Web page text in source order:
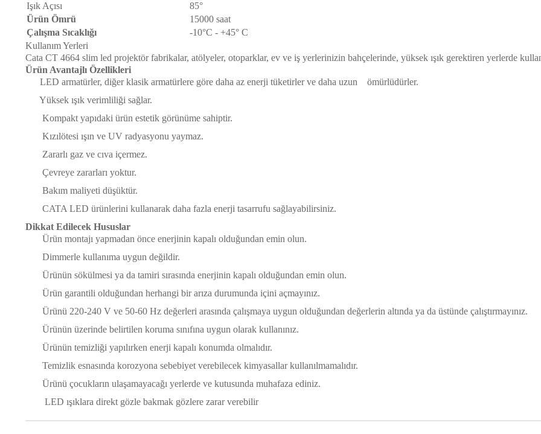
Işık Açısı
85°
Ürün Ömrü
15000 saat
Çalışma Sıcaklığı
-10°C - +45° C
Kullanım Yerleri
Cata CT 4664 slim led projektör fabrikalar, atölyeler, otoparklar, ev ve iş yerlerinizin bahçelerinde, yüksek ışık gerektiren yerlerde
Ürün Avantajlı Özellikleri
LED armatürler, diğer klasik armatürlere göre daha az enerji tüketirler ve daha uzun ömürlüdürler.
Yüksek ışık verimliliği sağlar.
Kompakt yapıdaki ürün estetik görünüme sahiptir.
Kızılötesi ışın ve UV radyasyonu yaymaz.
Zararlı gaz ve cıva içermez.
Çevreye zararları yoktur.
Bakım maliyeti düşüktür.
CATA LED ürünlerini kullanarak daha fazla enerji tasarrufu sağlayabilirsiniz.
Dikkat Edilecek Hususlar
Ürün montajı yapmadan önce enerjinin kapalı olduğundan emin olun.
Dimmerle kullanıma uygun değildir.
Ürünün sökülmesi ya da tamiri sırasında enerjinin kapalı olduğundan emin olun.
Ürün garantili olduğundan herhangi bir arıza durumunda içini açmayınız.
Ürünü 220-240 V ve 50-60 Hz değerleri arasında çalışmaya uygun olduğundan değerlerin altında ya da üstünde çalıştırmayınız.
Ürünün üzerinde belirtilen koruma sınıfına uygun olarak kullanınız.
Ürünün temizliği yapılırken enerji kapalı konumda olmalıdır.
Temizlik esnasında korozyona sebebiyet verebilecek kimyasallar kullanılmamalıdır.
Ürünü çocukların ulaşamayacağı yerlerde ve kutusunda muhafaza ediniz.
LED ışıklara direkt gözle bakmak gözlere zarar verebilir